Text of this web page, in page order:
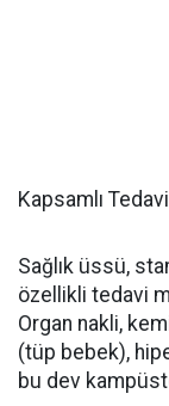
Kapsamlı
Sağlık üssü,
özellikli tedavi
Organ nakli,
(tüp bebek),
bu dev